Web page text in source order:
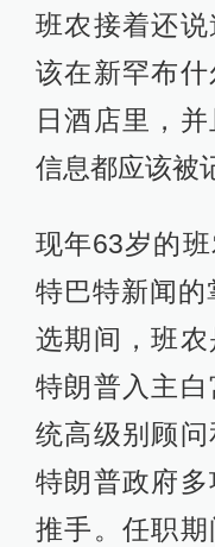
班农接着还
该在新罕布
日酒店里，
信息都应该被
现年63岁的
特巴特新闻的
选期间，班农
特朗普入主
统高级别顾
特朗普政府
推手。任职